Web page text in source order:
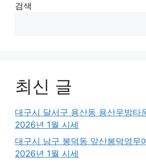
검색
최신 글
대구시 달서구 용산동 용산우방타
2026년 1월 시세
대구시 남구 봉덕동 앞산봉덕영무
2026년 1월 시세